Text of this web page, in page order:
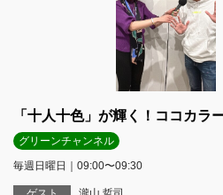
「十人十色」が輝く！ココカラ
グリーンチャンネル
毎週日曜日｜09:00〜09:30